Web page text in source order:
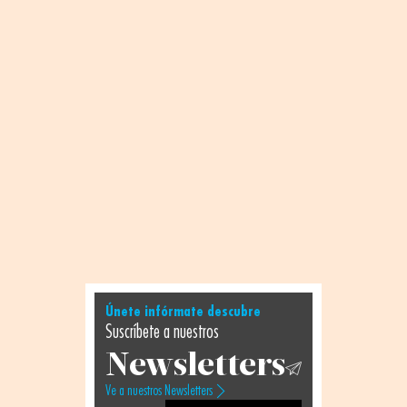
Únete infórmate descubre
Suscríbete a nuestros
Newsletters
Ve a nuestros Newsletters